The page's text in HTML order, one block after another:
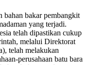
bahan bakar pembangkit
yang terjadi.
telah dipastikan cukup
melalui Direktorat
telah melakukan
perusahaan batu bara